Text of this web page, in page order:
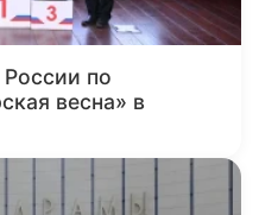
по
весна» в